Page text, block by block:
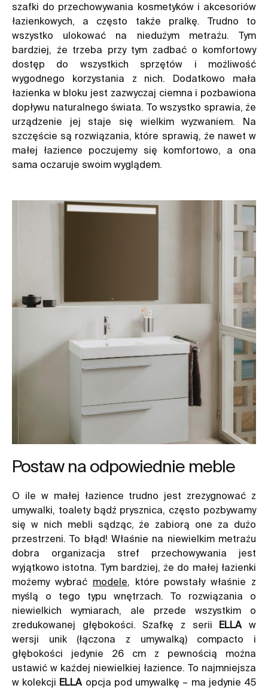
szafki do przechowywania kosmetyków i akcesoriów
łazienkowych, a często także pralkę. Trudno to
wszystko ulokować na niedużym metrażu. Tym
bardziej, że trzeba przy tym zadbać o komfortowy
dostęp do wszystkich sprzętów i możliwość
wygodnego korzystania z nich. Dodatkowo mała
łazienka w bloku jest zazwyczaj ciemna i pozbawiona
dopływu naturalnego świata. To wszystko sprawia, że
urządzenie jej staje się wielkim wyzwaniem. Na
szczęście są rozwiązania, które sprawią, że nawet w
małej łazience poczujemy się komfortowo, a ona
sama oczaruje swoim wyglądem.
Postaw na odpowiednie meble
O ile w małej łazience trudno jest zrezygnować z
umywalki, toalety bądź prysznica, często pozbywamy
się w nich mebli sądząc, że zabiorą one za dużo
przestrzeni. To błąd! Właśnie na niewielkim metrażu
dobra organizacja stref przechowywania jest
wyjątkowo istotna. Tym bardziej, że do małej łazienki
możemy wybrać modele , które powstały właśnie z
myślą o tego typu wnętrzach. To rozwiązania o
niewielkich wymiarach, ale przede wszystkim o
zredukowanej głębokości. Szafkę z serii ELLA w
wersji unik (łączona z umywalką) compacto i
głębokości jedynie 26 cm z pewnością można
ustawić w każdej niewielkiej łazience. To najmniejsza
w kolekcji ELLA opcja pod umywalkę – ma jedynie 45